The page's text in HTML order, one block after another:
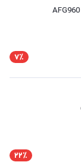
7٪
22٪